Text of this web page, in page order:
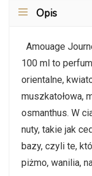
Opis
Amouage
100 ml to
orientalne,
muszkatołowa,
osmanthus. W
nuty, takie jak
bazy, czyli te,
piżmo, wanilia,